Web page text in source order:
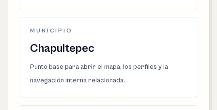
MUNICIPIO
Chapultepec
Punto base para abrir el mapa, los perfiles y la
navegación interna relacionada.